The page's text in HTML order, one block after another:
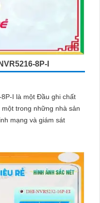
8P-I
I là một Đầu ghi chất
trong những nhà sản
mạng và giám sát